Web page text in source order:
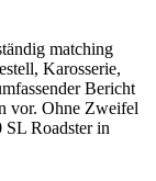
matching
Karosserie,
Bericht
vor. Ohne Zweifel
SL Roadster in